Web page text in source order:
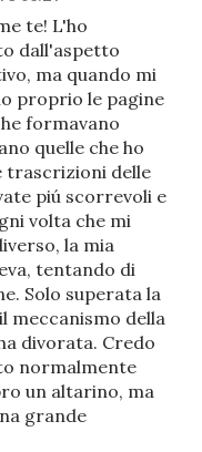
te! L'ho
dall'aspetto
ma quando mi
proprio le pagine
formavano
quelle che ho
trascrizioni delle
piú scorrevoli e
volta che mi
la mia
tentando di
Solo superata la
meccanismo della
divorata. Credo
normalmente
un altarino, ma
grande